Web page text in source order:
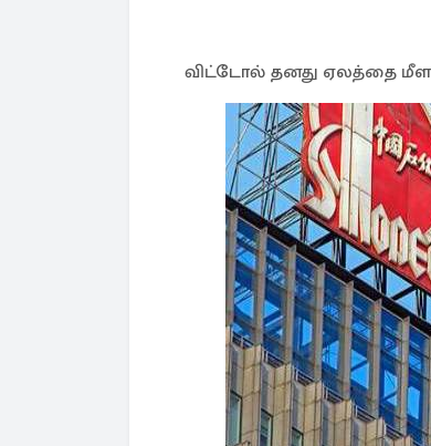
விட்டோல் தனது ஏலத்தை மீள